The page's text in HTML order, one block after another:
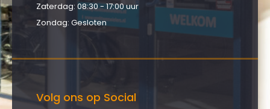
Zaterdag: 08:30 - 17:00 uur
Zondag: Gesloten
Volg ons op Social